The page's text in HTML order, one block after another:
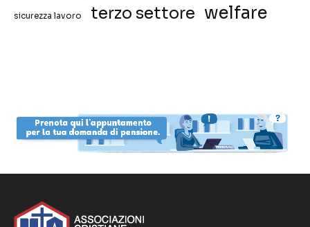
sicurezza lavoro terzo settore welfare